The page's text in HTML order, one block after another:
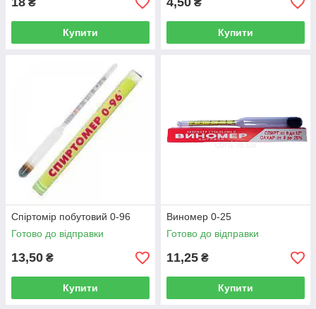
₴
Купити
₴
Купити
Спіртомір побутовий 0-96
Готово до відправки
13,50 ₴
Купити
Виномер 0-25
Готово до відправки
11,25 ₴
Купити